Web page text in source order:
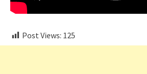
Post Views: 125